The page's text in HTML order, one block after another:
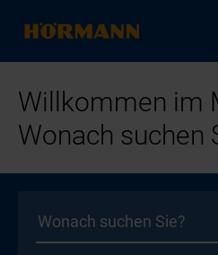
Willkommen im
Wonach suchen